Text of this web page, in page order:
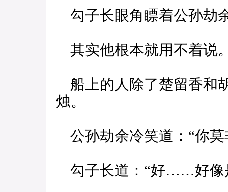
勾子长眼角瞟着公孙劫
其实他根本就用不着说
船上的人除了楚留香和
烛。
公孙劫余冷笑道：“你莫
勾子长道：“好……好像